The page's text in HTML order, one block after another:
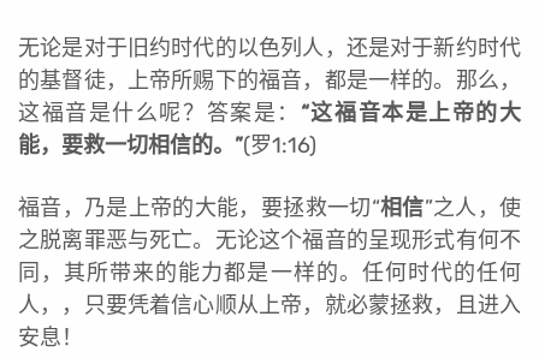
无论是对于旧约时代的以色列人，还是对于新约时代
的基督徒，上帝所赐下的福音，都是一样的。那么，
这福音是什么呢？答案是： “这福音本是上帝的大
能，要救一切相信的。”(罗1:16)
福音，乃是上帝的大能，要拯救一切“相信”之人，使
之脱离罪恶与死亡。无论这个福音的呈现形式有何不
同，其所带来的能力都是一样的。任何时代的任何
人，，只要凭着信心顺从上帝，就必蒙拯救，且进入
安息！